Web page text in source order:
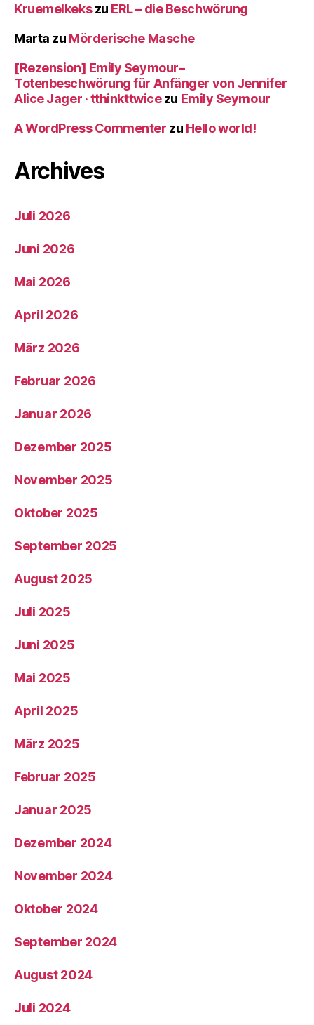
Kruemelkekszu ERL – die Beschwörung
Marta zu Mörderische Masche
[Rezension] Emily Seymour–
Totenbeschwörung für Anfänger von Jennifer
Alice Jager · tthinkttwicezu Emily Seymour
A WordPress Commenter zu Hello world!
Archives
Juli 2026
Juni 2026
Mai 2026
April 2026
März 2026
Februar 2026
Januar 2026
Dezember 2025
November 2025
Oktober 2025
September 2025
August 2025
Juli 2025
Juni 2025
Mai 2025
April 2025
März 2025
Februar 2025
Januar 2025
Dezember 2024
November 2024
Oktober 2024
September 2024
August 2024
Juli 2024